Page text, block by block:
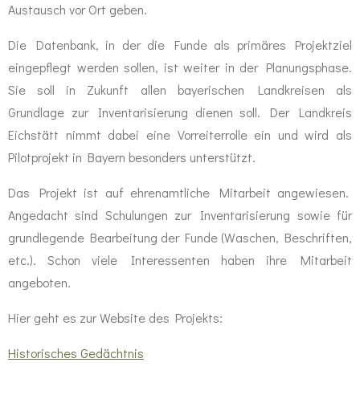
Austausch vor Ort geben.
Die Datenbank, in der die Funde als primäres Projektziel
eingepflegt werden sollen, ist weiter in der Planungsphase.
Sie soll in Zukunft allen bayerischen Landkreisen als
Grundlage zur Inventarisierung dienen soll. Der Landkreis
Eichstätt nimmt dabei eine Vorreiterrolle ein und wird als
Pilotprojekt in Bayern besonders unterstützt.
Das Projekt ist auf ehrenamtliche Mitarbeit angewiesen.
Angedacht sind Schulungen zur Inventarisierung sowie für
grundlegende Bearbeitung der Funde (Waschen, Beschriften,
etc.). Schon viele Interessenten haben ihre Mitarbeit
angeboten.
Hier geht es zur Website des Projekts:
Historisches Gedächtnis